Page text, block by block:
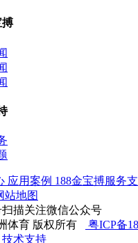
搏
应用案例 188金宝搏服务
站地图
扫描关注微信公众号
体育 版权所有
粤ICP备
技术支持